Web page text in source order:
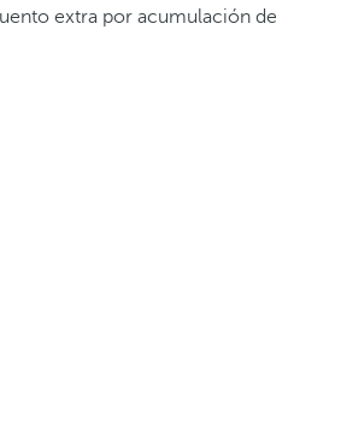
extra por acumulación de